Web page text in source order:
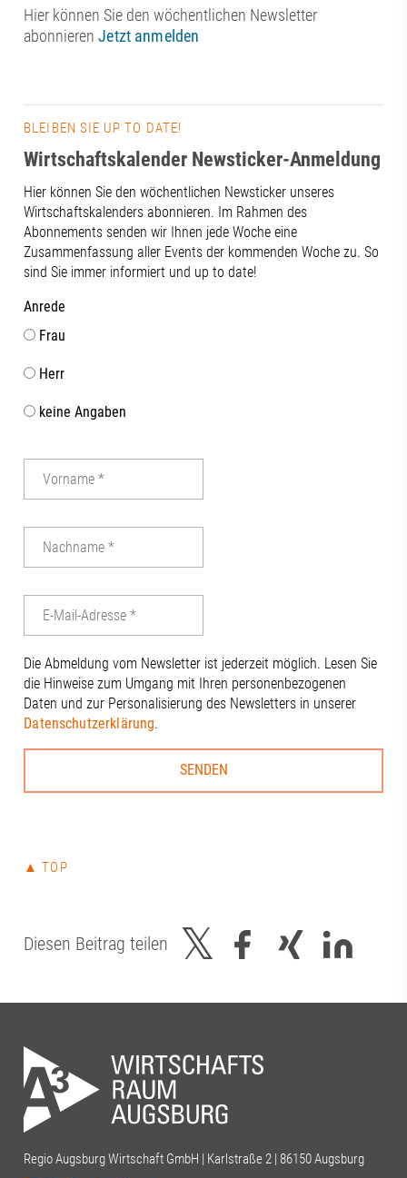
Hier können Sie den wöchentlichen Newsletter
abonnierenJetzt anmelden
BLEIBEN SIE UP TO DATE!
Wirtschaftskalender Newsticker-Anmeldung
Hier können Sie den wöchentlichen Newsticker unseres
Wirtschaftskalenders abonnieren. Im Rahmen des
Abonnements senden wir Ihnen jede Woche eine
Zusammenfassung aller Events der kommenden Woche zu. So
sind Sie immer informiert und up to date!
Anrede
Frau
Herr
keine Angaben
Die Abmeldung vom Newsletter ist jederzeit möglich. Lesen Sie
die Hinweise zum Umgang mit Ihren personenbezogenen
Daten und zur Personalisierung des Newsletters in unserer
Datenschutzerklärung.
▲ TOP
Diesen Beitrag teilen
Regio Augsburg Wirtschaft GmbH | Karlstraße 2 | 86150 Augsburg